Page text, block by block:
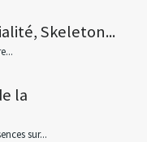
Skeleton...
la
sur...